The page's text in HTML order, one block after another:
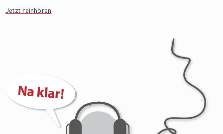
Jetzt reinhören